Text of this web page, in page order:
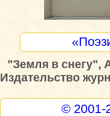
"Земля в снегу",
Издательство
© 2001-